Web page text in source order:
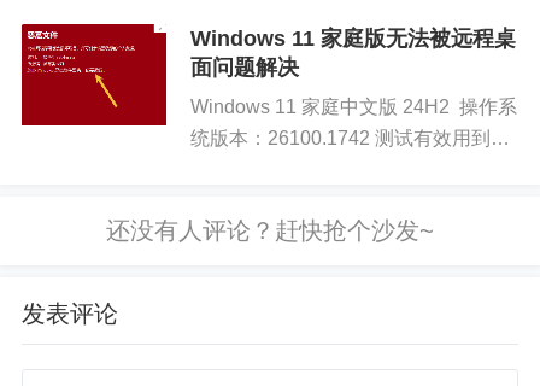
Windows 11 家庭版无法被远程桌
面问题解决
Windows 11 家庭中文版 24H2 操作系
统版本：26100.1742 测试有效用到两
发表评论